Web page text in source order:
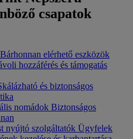
csapatok
Bárhonnan elérhető eszközök
hozzáférés és támogatás
és biztonságos
nomádok Biztonságos
nyújtó szolgáltatók Ügyfelek